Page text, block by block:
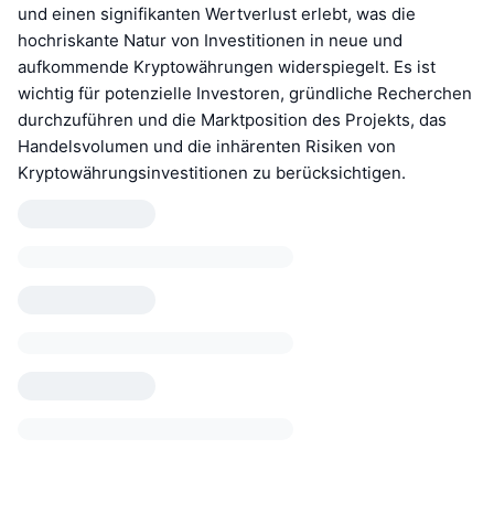
und einen signifikanten Wertverlust erlebt, was die
hochriskante Natur von Investitionen in neue und
aufkommende Kryptowährungen widerspiegelt. Es ist
wichtig für potenzielle Investoren, gründliche Recherchen
durchzuführen und die Marktposition des Projekts, das
Handelsvolumen und die inhärenten Risiken von
Kryptowährungsinvestitionen zu berücksichtigen.